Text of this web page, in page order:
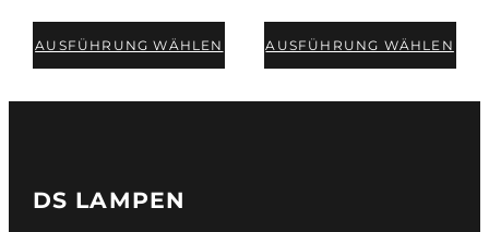
AUSFÜHRUNG WÄHLEN AUSFÜHRUNG WÄHLEN
DS LAMPEN